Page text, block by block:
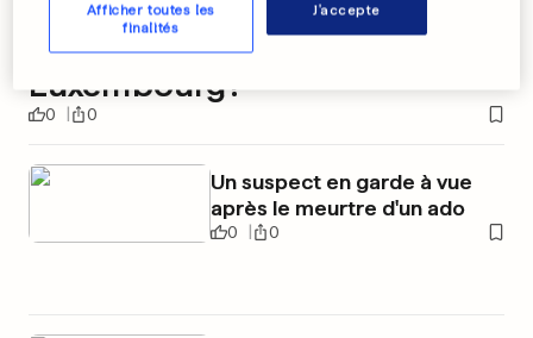
John Malkovich au
Luxembourg?
0 0
Un suspect en garde à vue
après le meurtre d'un ado
0 0
Afficher toutes les
finalités
J'accepte